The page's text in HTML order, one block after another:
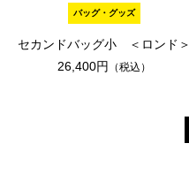
バッグ・グッズ
セカンドバッグ小 ＜ロンド＞
26,400円
（税込）